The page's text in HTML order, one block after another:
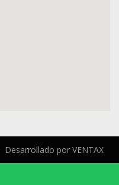
Desarrollado por VENTAX